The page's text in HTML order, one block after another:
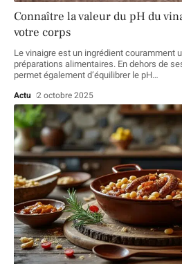
Connaître la valeur du pH du
votre corps
Le vinaigre est un ingrédient couramment
préparations alimentaires. En dehors de
permet également d’équilibrer le pH…
Actu 2 octobre 2025